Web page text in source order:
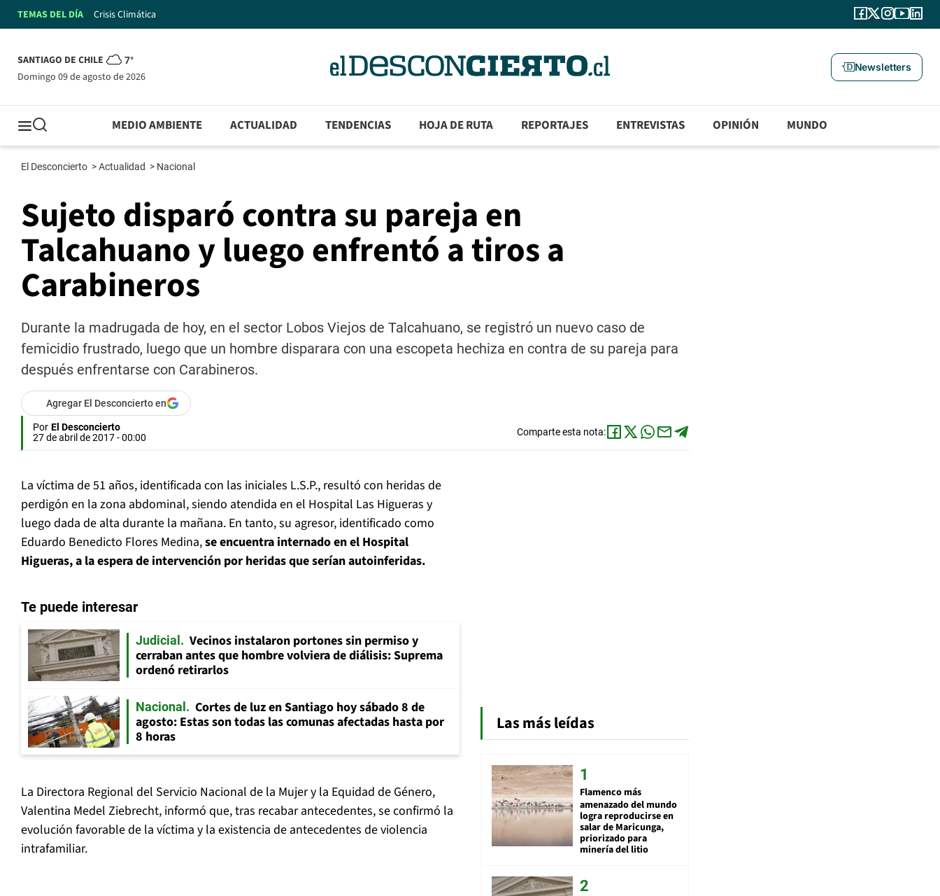
TEMAS DEL DÍA Crisis Climática
SANTIAGO DE CHILE 7°
domingo 09 de agosto de 2026
Newsletters
MEDIO AMBIENTE ACTUALIDAD TENDENCIAS HOJA DE RUTA REPORTAJES ENTREVISTAS OPINIÓN MUNDO
El Desconcierto >Actualidad > Nacional
Sujeto disparó contra su pareja en
Talcahuano y luego enfrentó a tiros a
Carabineros
Durante la madrugada de hoy, en el sector Lobos Viejos de Talcahuano, se registró un nuevo caso de
femicidio frustrado, luego que un hombre disparara con una escopeta hechiza en contra de su pareja para
después enfrentarse con Carabineros.
Agregar El Desconcierto en
Por El Desconcierto
27 de abril de 2017 - 00:00
Comparte esta nota:
La víctima de 51 años, identificada con las iniciales L.S.P., resultó con heridas de
perdigón en la zona abdominal, siendo atendida en el Hospital Las Higueras y
luego dada de alta durante la mañana. En tanto, su agresor, identificado como
Eduardo Benedicto Flores Medina,se encuentra internado en el Hospital
Higueras, a la espera de intervención por heridas que serían autoinferidas.
Te puede interesar
Judicial
Vecinos instalaron portones sin permiso y
cerraban antes que hombre volviera de diálisis: Suprema
ordenó retirarlos
Nacional
Cortes de luz en Santiago hoy sábado 8 de
agosto: Estas son todas las comunas afectadas hasta por
8 horas
La Directora Regional del Servicio Nacional de la Mujer y la Equidad de Género,
Valentina Medel Ziebrecht, informó que, tras recabar antecedentes, se confirmó la
evolución favorable de la víctima y la existencia de antecedentes de violencia
intrafamiliar.
Las más leídas
Flamenco más
amenazado del mundo
logra reproducirse en
salar de Maricunga,
priorizado para
minería del litio